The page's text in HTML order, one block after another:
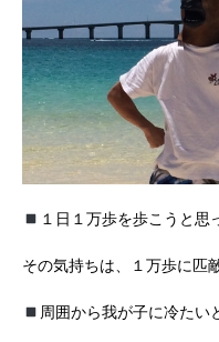
１日１万歩を歩こうと思
その気持ちは、１万歩に匹
周囲から我が子に冷たい